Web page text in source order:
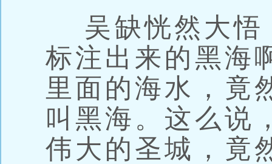
吴缺恍然大悟
标注出来的黑海
里面的海水，竟
叫黑海。这么说
伟大的圣城，竟